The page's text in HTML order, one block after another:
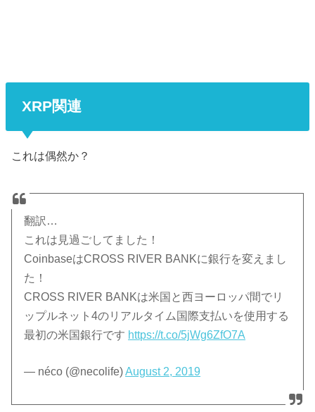
XRP関連
これは偶然か？
翻訳…
これは見過ごしてました！
CoinbaseはCROSS RIVER BANKに銀行を変えまし
た！
CROSS RIVER BANKは米国と西ヨーロッパ間でリ
ップルネット4のリアルタイム国際支払いを使用する
最初の米国銀行です https://t.co/5jWg6ZfO7A
— néco (@necolife)August 2, 2019